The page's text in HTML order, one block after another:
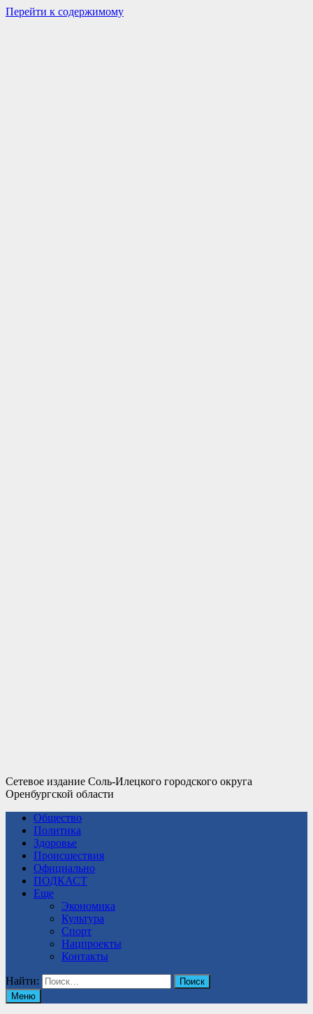
Перейти к содержимому
Сетевое издание Соль-Илецкого городского округа
Оренбургской области
Общество
Политика
Здоровье
Происшествия
Официально
ПОДКАСТ
Еще
Экономика
Культура
Спорт
Нацпроекты
Контакты
Найти:
Меню